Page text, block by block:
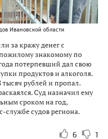
Ивановской области
за кражу денег с
знакомому по
потерпевший дал свою
продуктов и алкоголя.
рублей и пропал.
Суд назначил ему
сроком на год,
службе судов региона.
6 1